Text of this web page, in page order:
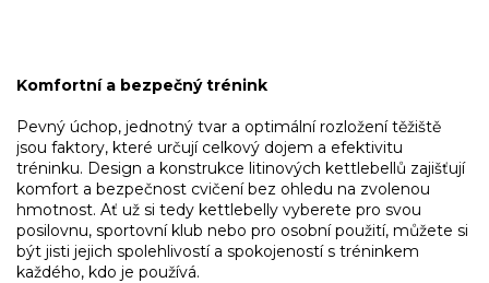
Komfortní a bezpečný trénink
Pevný úchop, jednotný tvar a optimální rozložení těžiště
jsou faktory, které určují celkový dojem a efektivitu
tréninku. Design a konstrukce litinových kettlebellů zajišťují
komfort a bezpečnost cvičení bez ohledu na zvolenou
hmotnost. Ať už si tedy kettlebelly vyberete pro svou
posilovnu, sportovní klub nebo pro osobní použití, můžete si
být jisti jejich spolehlivostí a spokojeností s tréninkem
každého, kdo je používá.